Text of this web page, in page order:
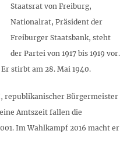
Staatsrat von Freiburg,
Nationalrat, Präsident der
Freiburger Staatsbank, steht
der Partei von 1917 bis 1919 vor.
stirbt am 28. Mai 1940.
republikanischer Bürgermeister
Amtszeit fallen die
Im Wahlkampf 2016 macht er